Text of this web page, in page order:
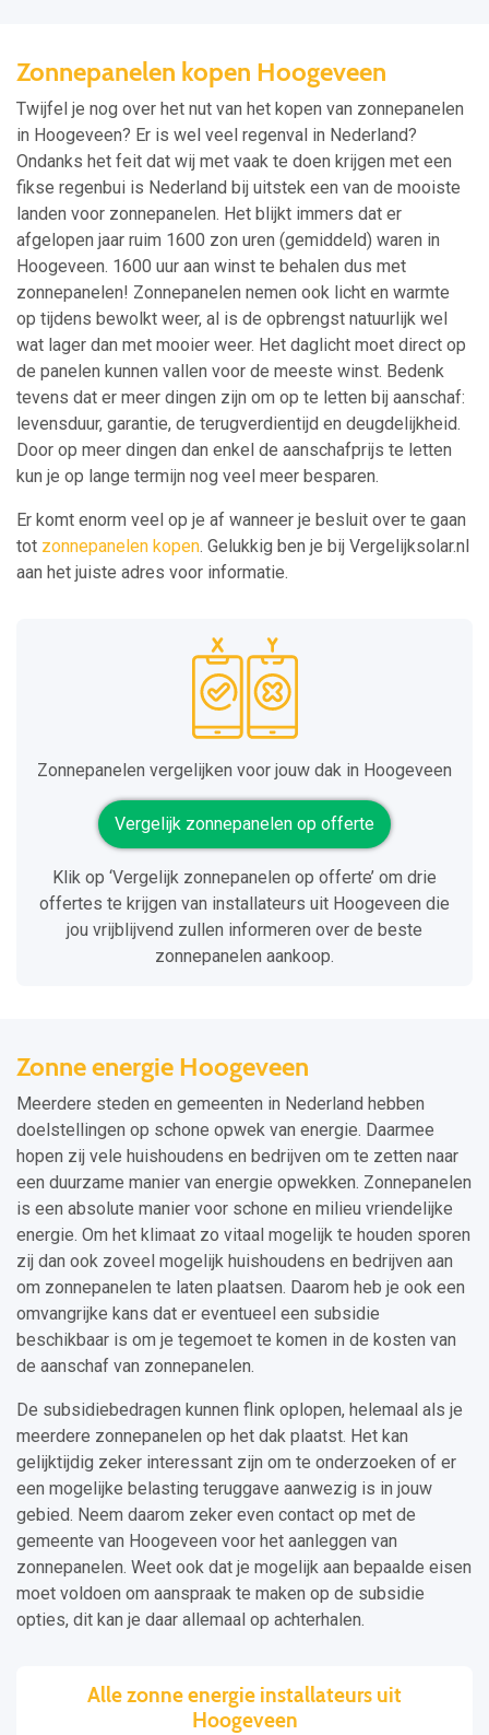
Zonnepanelen kopen Hoogeveen
Twijfel je nog over het nut van het kopen van zonnepanelen
in Hoogeveen? Er is wel veel regenval in Nederland?
Ondanks het feit dat wij met vaak te doen krijgen met een
fikse regenbui is Nederland bij uitstek een van de mooiste
landen voor zonnepanelen. Het blijkt immers dat er
afgelopen jaar ruim 1600 zon uren (gemiddeld) waren in
Hoogeveen. 1600 uur aan winst te behalen dus met
zonnepanelen! Zonnepanelen nemen ook licht en warmte
op tijdens bewolkt weer, al is de opbrengst natuurlijk wel
wat lager dan met mooier weer. Het daglicht moet direct op
de panelen kunnen vallen voor de meeste winst. Bedenk
tevens dat er meer dingen zijn om op te letten bij aanschaf:
levensduur, garantie, de terugverdientijd en deugdelijkheid.
Door op meer dingen dan enkel de aanschafprijs te letten
kun je op lange termijn nog veel meer besparen.
Er komt enorm veel op je af wanneer je besluit over te gaan
tot zonnepanelen kopen. Gelukkig ben je bij Vergelijksolar.nl
aan het juiste adres voor informatie.
Zonnepanelen vergelijken voor jouw dak in Hoogeveen
Vergelijk zonnepanelen op offerte
Klik op ‘Vergelijk zonnepanelen op offerte’ om drie
offertes te krijgen van installateurs uit Hoogeveen die
jou vrijblijvend zullen informeren over de beste
zonnepanelen aankoop.
Zonne energie Hoogeveen
Meerdere steden en gemeenten in Nederland hebben
doelstellingen op schone opwek van energie. Daarmee
hopen zij vele huishoudens en bedrijven om te zetten naar
een duurzame manier van energie opwekken. Zonnepanelen
is een absolute manier voor schone en milieu vriendelijke
energie. Om het klimaat zo vitaal mogelijk te houden sporen
zij dan ook zoveel mogelijk huishoudens en bedrijven aan
om zonnepanelen te laten plaatsen. Daarom heb je ook een
omvangrijke kans dat er eventueel een subsidie
beschikbaar is om je tegemoet te komen in de kosten van
de aanschaf van zonnepanelen.
De subsidiebedragen kunnen flink oplopen, helemaal als je
meerdere zonnepanelen op het dak plaatst. Het kan
gelijktijdig zeker interessant zijn om te onderzoeken of er
een mogelijke belasting teruggave aanwezig is in jouw
gebied. Neem daarom zeker even contact op met de
gemeente van Hoogeveen voor het aanleggen van
zonnepanelen. Weet ook dat je mogelijk aan bepaalde eisen
moet voldoen om aanspraak te maken op de subsidie
opties, dit kan je daar allemaal op achterhalen.
Alle zonne energie installateurs uit
Hoogeveen